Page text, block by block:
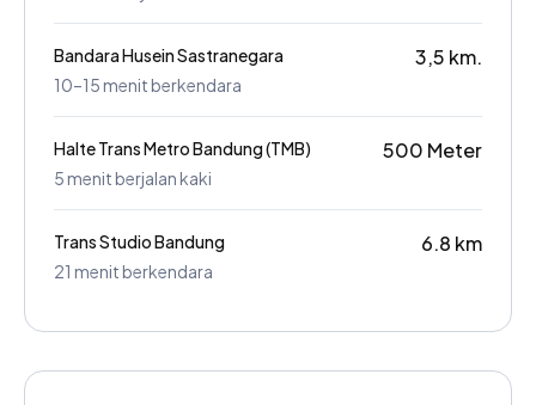
Bandara Husein Sastranegara
10–15 menit berkendara
3,5 km.
Halte Trans Metro Bandung (TMB)
5 menit berjalan kaki
500 Meter
Trans Studio Bandung
21 menit berkendara
6.8 km